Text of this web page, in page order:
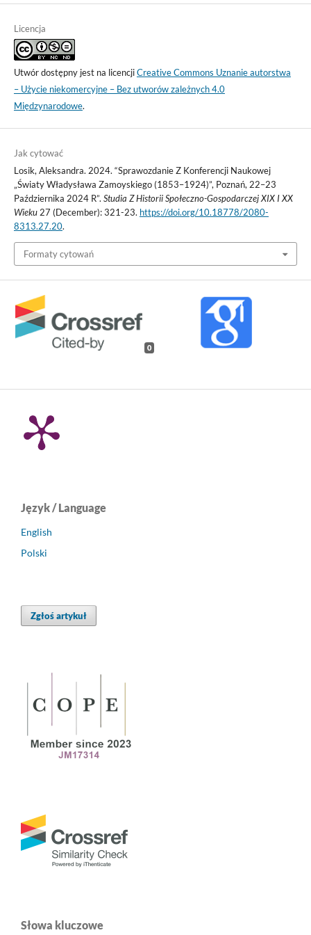
Licencja
Utwór dostępny jest na licencjiCreative Commons Uznanie autorstwa
– Użycie niekomercyjne – Bez utworów zależnych 4.0
Międzynarodowe.
Jak cytować
Losik, Aleksandra. 2024. “Sprawozdanie Z Konferencji Naukowej
„Światy Władysława Zamoyskiego (1853–1924)”, Poznań, 22–23
Października 2024 R”. Studia Z Historii Społeczno-Gospodarczej XIX I XX
Wieku27 (December): 321-23. https://doi.org/10.18778/2080-
8313.27.20.
Formaty cytowań
0
Język / Language
English
Polski
Zgłoś artykuł
Słowa kluczowe